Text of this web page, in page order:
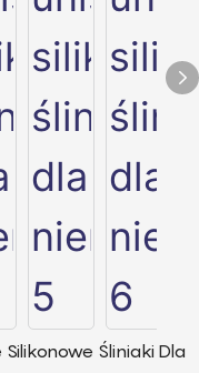
Śliniaki Dla